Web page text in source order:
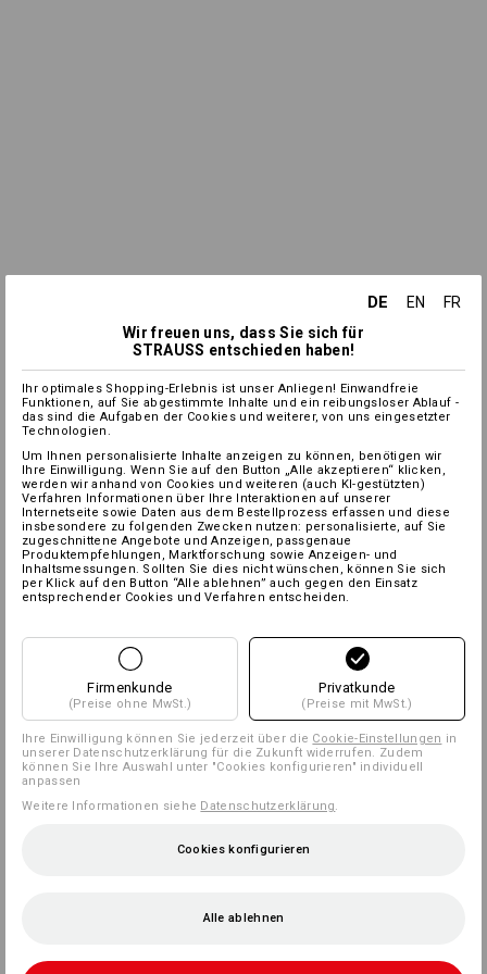
DE EN
FR
Wir freuen uns, dass Sie sich für
STRAUSS entschieden haben!
Ihr optimales Shopping-Erlebnis ist unser Anliegen! Einwandfreie
Funktionen, auf Sie abgestimmte Inhalte und ein reibungsloser Ablauf -
das sind die Aufgaben der Cookies und weiterer, von uns eingesetzter
Technologien.
Um Ihnen personalisierte Inhalte anzeigen zu können, benötigen wir
Ihre Einwilligung. Wenn Sie auf den Button „Alle akzeptieren“ klicken,
werden wir anhand von Cookies und weiteren (auch KI-gestützten)
Verfahren Informationen über Ihre Interaktionen auf unserer
Internetseite sowie Daten aus dem Bestellprozess erfassen und diese
insbesondere zu folgenden Zwecken nutzen: personalisierte, auf Sie
zugeschnittene Angebote und Anzeigen, passgenaue
Produktempfehlungen, Marktforschung sowie Anzeigen- und
Inhaltsmessungen. Sollten Sie dies nicht wünschen, können Sie sich
per Klick auf den Button “Alle ablehnen” auch gegen den Einsatz
entsprechender Cookies und Verfahren entscheiden.
Firmenkunde
(Preise ohne MwSt.)
Privatkunde
(Preise mit MwSt.)
Ihre Einwilligung können Sie jederzeit über die Cookie-Einstellungen in
unserer Datenschutzerklärung für die Zukunft widerrufen. Zudem
können Sie Ihre Auswahl unter "Cookies konfigurieren" individuell
anpassen
Weitere Informationen siehe Datenschutzerklärung
Cookies konfigurieren
Alle ablehnen